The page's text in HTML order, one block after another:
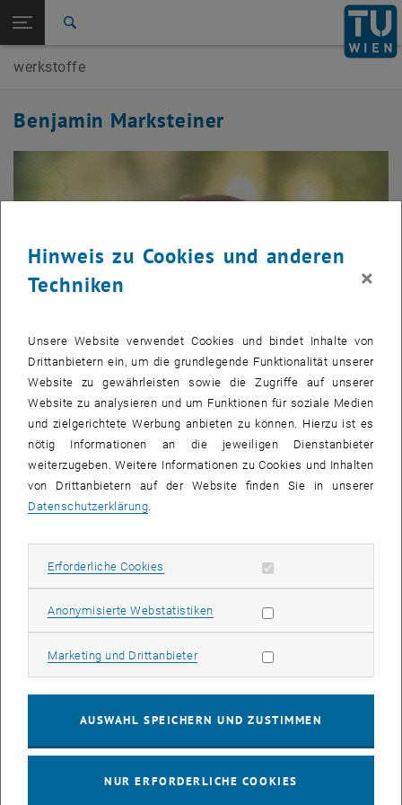
TU Login
Zur 1. Menü Ebene
E207-01-Forschungsbereich Baustofflehre,
Zurück: Subseiten von Allgemeine Bedienstete auflisten
Allgemeine Bedienstete
werkstoffe
Benjamin Marksteiner
+43 1 58801 207123
E-Mail:benjamin.marksteiner@tuwien.ac.at
Hinweis zu Cookies und anderen
Techniken
×
Unsere Website verwendet Cookies und bindet Inhalte von
Drittanbietern ein, um die grundlegende Funktionalität unserer
Website zu gewährleisten sowie die Zugriffe auf unserer
Website zu analysieren und um Funktionen für soziale Medien
und zielgerichtete Werbung anbieten zu können. Hierzu ist es
nötig Informationen an die jeweiligen Dienstanbieter
weiterzugeben. Weitere Informationen zu Cookies und Inhalten
von Drittanbietern auf der Website finden Sie in unserer
Datenschutzerklärung.
Erforderliche Cookies Erforderliche Cookies zulassen
Anonymisierte WebstatistikenStatistik Cookies zulassen
Marketing und DrittanbieterMarketing Cookies zulassen
AUSWAHL SPEICHERN UND ZUSTIMMEN
NUR ERFORDERLICHE COOKIES